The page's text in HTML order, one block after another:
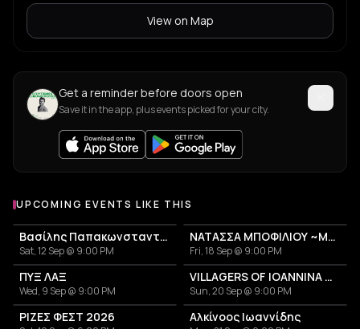
View on Map
Get a reminder before doors open
Save it in the app, plus events picked for your city.
UPCOMING EVENTS LIKE THIS
Βασίλης Παπακωνσταντίνου
Sat, 12 Sep @ 9:00 PM
ΝΑΤΑΣΣΑ ΜΠΟΦΙΛΙΟΥ ~ΜΕΤΡΗΜΑ~
Fri, 18 Sep @ 9:00 PM
ΠΥΞ ΛΑΞ
Wed, 9 Sep @ 9:00 PM
VILLAGERS OF IOANNINA CITY - VENCEREMOS 2026
Sun, 20 Sep @ 9:00 PM
ΡΙΖΕΣ ΦΕΣΤ 2026 Αλκίνοος Ιωαννίδης